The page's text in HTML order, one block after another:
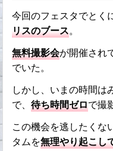
今回のフェスタでとく
リスのブース。
無料撮影会が開催され
でいた。
しかし、いまの時間は
で、待ち時間ゼロで撮
この機会を逃したくな
タムを無理やり起こし